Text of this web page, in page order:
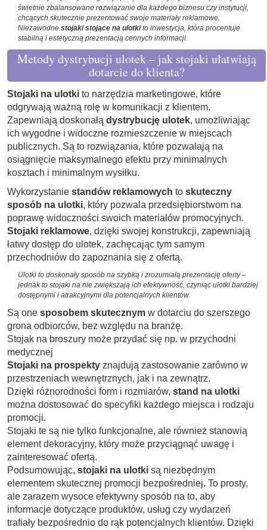
świetnie zbalansowane rozwiązanie dla każdego biznesu czy instytucji,
chcących skutecznie prezentować swoje materiały reklamowe.
Niezawodne stojaki stojące na ulotkito inwestycja, która procentuje
stabilną i estetyczną prezentacją cennych informacji.
Metody dystrybucji ulotek – jak stojaki ułatwiają
dotarcie do klienta?
Stojaki na ulotki to narzędzia marketingowe, które
odgrywają ważną rolę w komunikacji z klientem.
Zapewniają doskonałą dystrybucję ulotek, umożliwiając
ich wygodne i widoczne rozmieszczenie w miejscach
publicznych. Są to rozwiązania, które pozwalają na
osiągnięcie maksymalnego efektu przy minimalnych
kosztach i minimalnym wysiłku.
Wykorzystanie standów reklamowych to skuteczny
sposób na ulotki, który pozwala przedsiębiorstwom na
poprawę widoczności swoich materiałów promocyjnych.
Stojaki reklamowe, dzięki swojej konstrukcji, zapewniają
łatwy dostęp do ulotek, zachęcając tym samym
przechodniów do zapoznania się z ofertą.
Ulotki to doskonały sposób na szybką i zrozumiałą prezentację oferty –
jednak to stojaki na nie zwiększają ich efektywność, czyniąc ulotki bardziej
dostępnymi i atrakcyjnymi dla potencjalnych klientów.
Są one sposobem skutecznym w dotarciu do szerszego
grona odbiorców, bez względu na branżę.
Stojak na broszury może przydać się np. w przychodni
medycznej
Stojaki na prospekty znajdują zastosowanie zarówno w
przestrzeniach wewnętrznych, jak i na zewnątrz.
Dzięki różnorodności form i rozmiarów, stand na ulotki
można dostosować do specyfiki każdego miejsca i rodzaju
promocji.
Stojaki te są nie tylko funkcjonalne, ale również stanowią
element dekoracyjny, który może przyciągnąć uwagę i
zainteresować ofertą.
Podsumowując, stojaki na ulotki są niezbędnym
elementem skutecznej promocji bezpośredniej. To prosty,
ale zarazem wysoce efektywny sposób na to, aby
informacje dotyczące produktów, usług czy wydarzeń
trafiały bezpośrednio do rąk potencjalnych klientów. Dzięki